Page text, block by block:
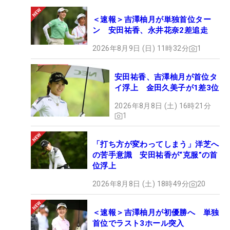
＜速報＞吉澤柚月が単独首位ター
ン 安田祐香、永井花奈2差追走
2026年8月9日 (日) 11時32分 1
安田祐香、吉澤柚月が首位タ
イ浮上 金田久美子が1差3位
2026年8月8日 (土) 16時21分
1
「打ち方が変わってしまう」洋芝へ
の苦手意識 安田祐香が“克服”の首
位浮上
2026年8月8日 (土) 18時49分 20
＜速報＞吉澤柚月が初優勝へ 単独
首位でラスト3ホール突入